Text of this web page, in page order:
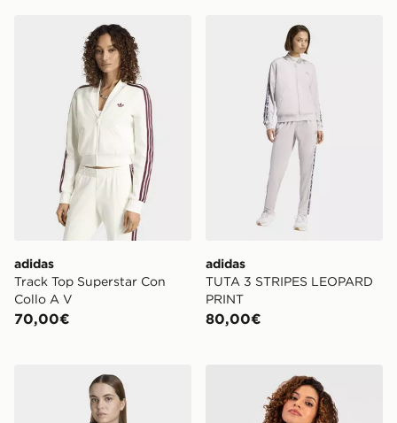
adidas Track Top Superstar Con Collo A V
adidas
Track Top Superstar Con
Collo A V
70,00€
adidas TUTA 3 STRIPES
adidas
TUTA 3 STRIPES LEOPARD
PRINT
80,00€
adidas Tracktop Firebird Laceadidas Originals